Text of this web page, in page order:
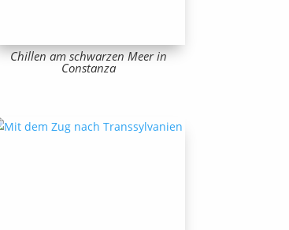
Chillen am schwarzen Meer in
Constanza